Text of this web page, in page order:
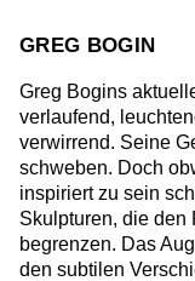
GREG BOGIN
Greg Bogins
verlaufend,
verwirrend. Seine
schweben. Doch
inspiriert zu sein
Skulpturen, die den
begrenzen. Das
den subtilen